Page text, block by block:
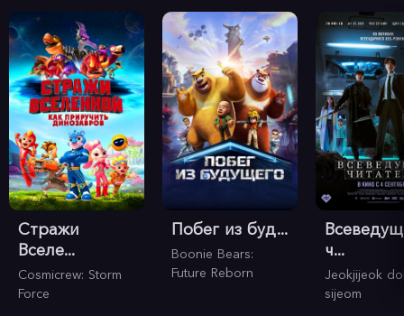
Стражи
Вселе...
Cosmicrew: Storm
Force
Побег из буд...
Boonie Bears:
Future Reborn
ч...
Jeokjijeok
sijeom